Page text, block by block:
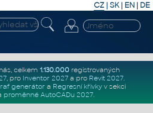
CZ | SK| EN | DE
celkem 1.130.000registrovaných
, pro Inventor 2027a pro Revit 2027.
generátor a Regresní křivkyv sekci
proměnné AutoCADu 2027.